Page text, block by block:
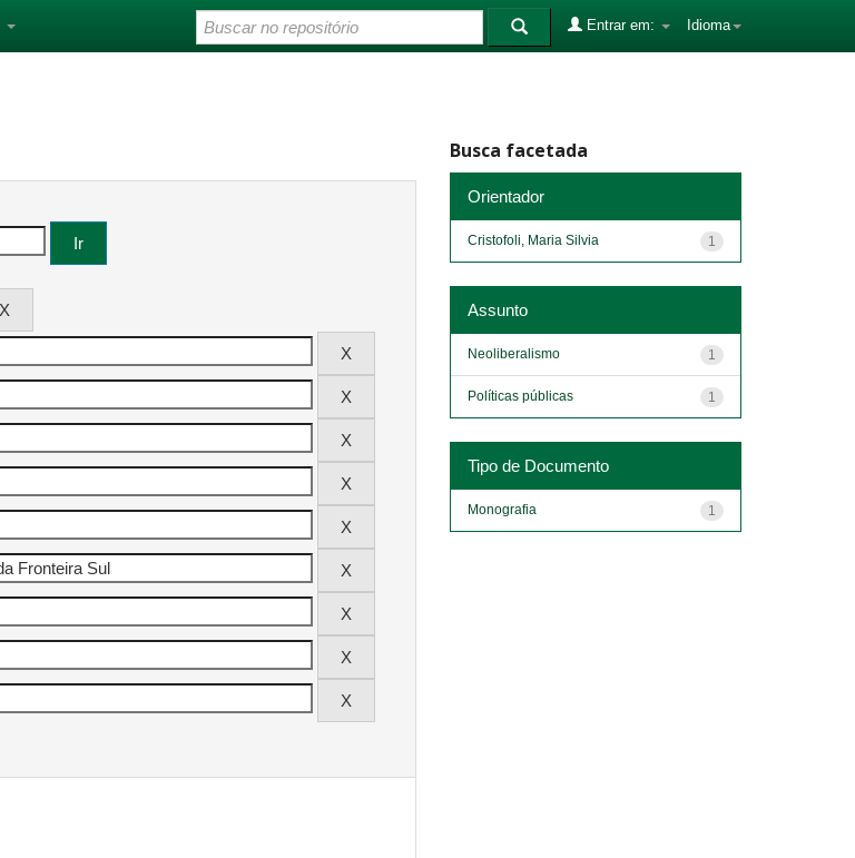
Idioma
Entrar em:
Busca facetada
Orientador
1
Cristofoli, Maria Silvia
Assunto
1
Neoliberalismo
1
Políticas públicas
Tipo de Documento
1
Monografia